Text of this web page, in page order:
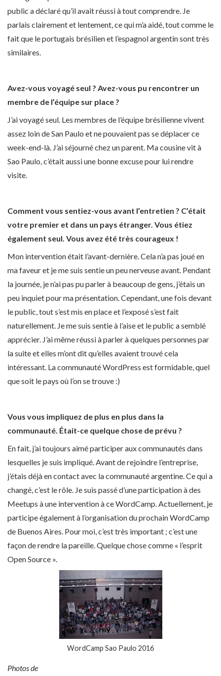
public a déclaré qu’il avait réussi à tout comprendre. Je
parlais clairement et lentement, ce qui m’a aidé, tout comme le
fait que le portugais brésilien et l’espagnol argentin sont très
similaires.
Avez-vous voyagé seul ? Avez-vous pu rencontrer un
membre de l’équipe sur place ?
J’ai voyagé seul. Les membres de l’équipe brésilienne vivent
assez loin de San Paulo et ne pouvaient pas se déplacer ce
week-end-là. J’ai séjourné chez un parent. Ma cousine vit à
Sao Paulo, c’était aussi une bonne excuse pour lui rendre
visite.
Comment vous sentiez-vous avant l’entretien ? C’était
votre premier et dans un pays étranger. Vous étiez
également seul. Vous avez été très courageux !
Mon intervention était l’avant-dernière. Cela n’a pas joué en
ma faveur et je me suis sentie un peu nerveuse avant. Pendant
la journée, je n’ai pas pu parler à beaucoup de gens, j’étais un
peu inquiet pour ma présentation. Cependant, une fois devant
le public, tout s’est mis en place et l’exposé s’est fait
naturellement. Je me suis sentie à l’aise et le public a semblé
apprécier. J’ai même réussi à parler à quelques personnes par
la suite et elles m’ont dit qu’elles avaient trouvé cela
intéressant. La communauté WordPress est formidable, quel
que soit le pays où l’on se trouve :)
Vous vous impliquez de plus en plus dans la
communauté. Était-ce quelque chose de prévu ?
En fait, j’ai toujours aimé participer aux communautés dans
lesquelles je suis impliqué. Avant de rejoindre l’entreprise,
j’étais déjà en contact avec la communauté argentine. Ce qui a
changé, c’est le rôle. Je suis passé d’une participation à des
Meetups à une intervention à ce WordCamp. Actuellement, je
participe également à l’organisation du prochain WordCamp
de Buenos Aires. Pour moi, c’est très important ; c’est une
façon de rendre la pareille. Quelque chose comme « l’esprit
Open Source ».
WordCamp Sao Paulo 2016
Photos de